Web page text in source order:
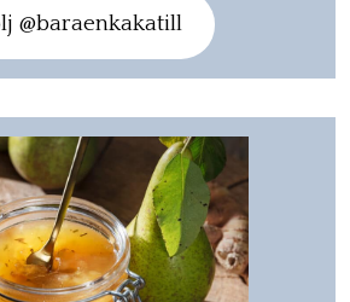
@baraenkakatill